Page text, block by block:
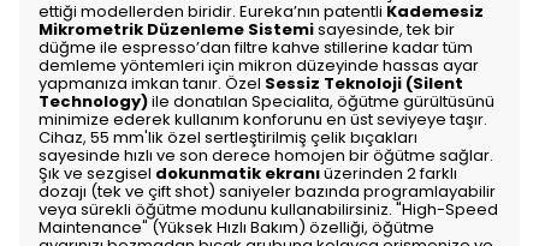
ettiği modellerden biridir. Eureka’nın patentli Kademesiz
Mikrometrik Düzenleme Sistemisayesinde, tek bir
düğme ile espresso’dan filtre kahve stillerine kadar tüm
demleme yöntemleri için mikron düzeyinde hassas ayar
yapmanıza imkan tanır. Özel Sessiz Teknoloji (Silent
Technology)ile donatılan Specialita, öğütme gürültüsünü
minimize ederek kullanım konforunu en üst seviyeye taşır.
Cihaz, 55 mm'lik özel sertleştirilmiş çelik bıçakları
sayesinde hızlı ve son derece homojen bir öğütme sağlar.
Şık ve sezgisel dokunmatik ekranıüzerinden 2 farklı
dozajı (tek ve çift shot) saniyeler bazında programlayabilir
veya sürekli öğütme modunu kullanabilirsiniz. "High-Speed
Maintenance" (Yüksek Hızlı Bakım) özelliği, öğütme